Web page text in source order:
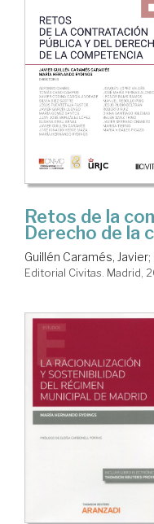
Retos de la
Derecho de la
Guillén Caramés, Javier;
Editorial Civitas. Madrid,